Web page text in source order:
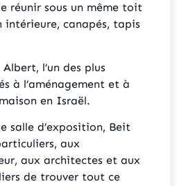
réunir sous un même toit
canapés, tapis
l’un des plus
à l’aménagement et à
en Israël.
salle d’exposition, Beit
aux
aux architectes et aux
de trouver tout ce